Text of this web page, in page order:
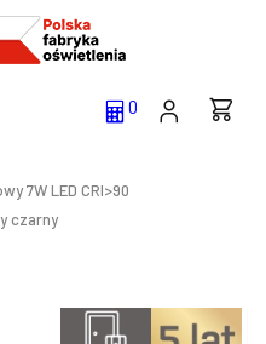
0
7W LED CRI>90
czarny